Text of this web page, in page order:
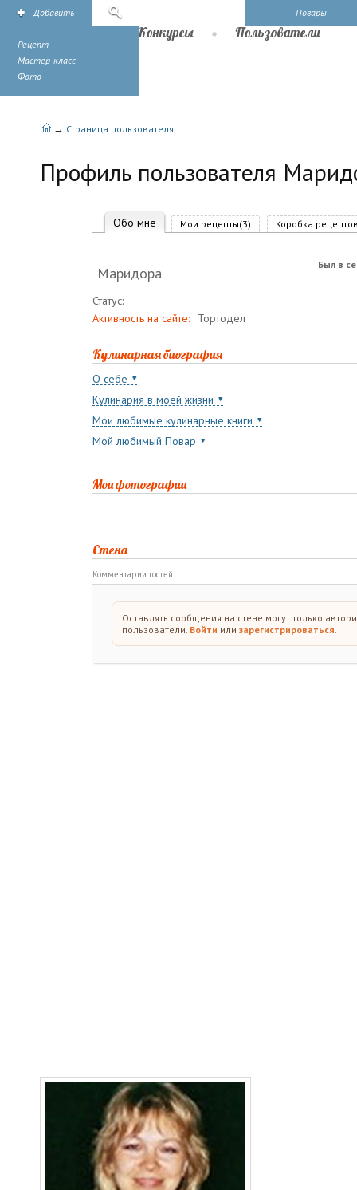
Повары
Добавить
Рецепт
Мастер-класс
Фото
Конкурсы Пользователи
→ Страница пользователя
Профиль пользователя
Обо мне Мои рецепты(3) Коробка
Маридора Был в
Статус:
Активность на сайте:
Тортодел
Кулинарная биография
О себе
Кулинария в моей жизни
Мои любимые кулинарные книги
Мой любимый Повар
Мои фотографии
Стена
Комментарии гостей
Оставлять сообщения на стене могут только
пользователи. Войти или зарегистрироваться.